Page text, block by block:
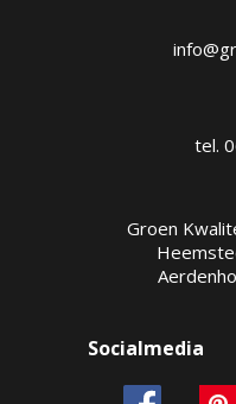
tel.
Groen
Socialmedia